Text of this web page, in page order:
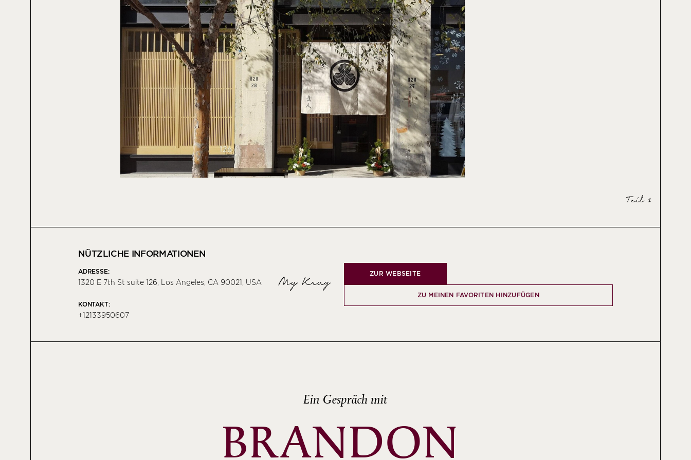
Teil 1
NÜTZLICHE INFORMATIONEN
ADRESSE:
1320 E 7th St suite 126, Los Angeles, CA 90021, USA
KONTAKT:
+12133950607
My Krug
ZUR WEBSEITE
ZU MEINEN FAVORITEN HINZUFÜGEN
Ein Gespräch mit
BRANDON